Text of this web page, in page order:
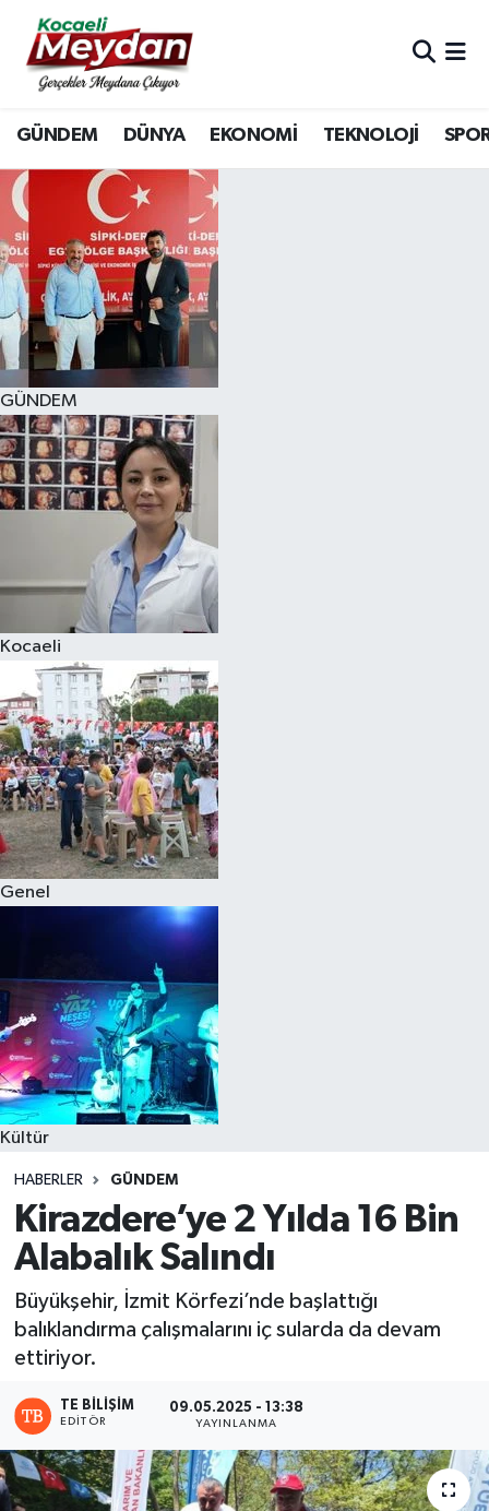
GÜNDEM DÜNYA EKONOMİ TEKNOLOJİ
GÜNDEM
Kocaeli
Genel
Kültür
HABERLER GÜNDEM
Kirazdere’ye 2 Yılda 16 Bin
Alabalık Salındı
Büyükşehir, İzmit Körfezi’nde başlattığı
balıklandırma çalışmalarını iç sularda da devam
ettiriyor.
TE BILIŞIM
EDITÖR
09.05.2025 - 13:38
YAYINLANMA
Nöbetçi Eczaneler
Hava Durumu
Trafik Durumu
Süper Lig Puan Durumu ve Fikstür
Tüm Manşetler
Son Dakika Haberleri
Haber Arşivi